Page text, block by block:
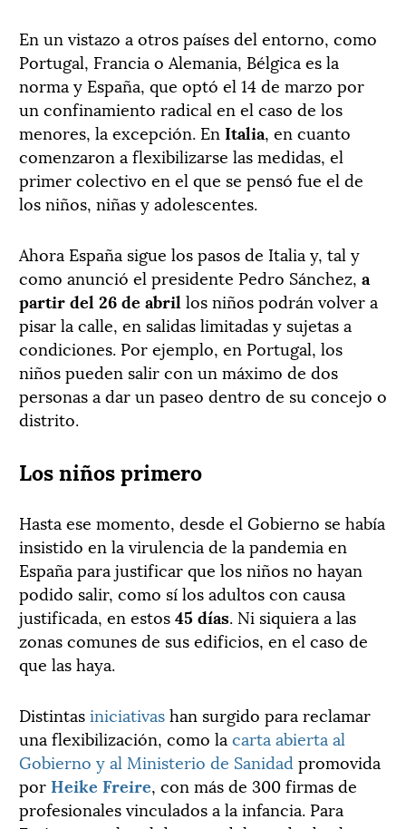
En un vistazo a otros países del entorno, como
Portugal, Francia o Alemania, Bélgica es la
norma y España, que optó el 14 de marzo por
un confinamiento radical en el caso de los
menores, la excepción. En Italia, en cuanto
comenzaron a flexibilizarse las medidas, el
primer colectivo en el que se pensó fue el de
los niños, niñas y adolescentes.
Ahora España sigue los pasos de Italia y, tal y
como anunció el presidente Pedro Sánchez, a
partir del 26 de abril los niños podrán volver a
pisar la calle, en salidas limitadas y sujetas a
condiciones. Por ejemplo, en Portugal, los
niños pueden salir con un máximo de dos
personas a dar un paseo dentro de su concejo o
distrito.
Los niños primero
Hasta ese momento, desde el Gobierno se había
insistido en la virulencia de la pandemia en
España para justificar que los niños no hayan
podido salir, como sí los adultos con causa
justificada, en estos45 días. Ni siquiera a las
zonas comunes de sus edificios, en el caso de
que las haya.
Distintasiniciativashan surgido para reclamar
una flexibilización, como la carta abierta al
Gobierno y al Ministerio de Sanidad promovida
por Heike Freire, con más de 300 firmas de
profesionales vinculados a la infancia. Para